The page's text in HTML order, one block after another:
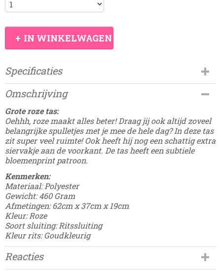
IN WINKELWAGEN
Specificaties
Productcode
Damesdingetjes-3
EAN code
8785326247323
Omschrijving
Grote roze tas:
Oehhh, roze maakt alles beter! Draag jij ook altijd zoveel
belangrijke spulletjes met je mee de hele dag? In deze tas
zit super veel ruimte! Ook heeft hij nog een schattig extra
siervakje aan de voorkant. De tas heeft een subtiele
bloemenprint patroon.
Kenmerken:
Materiaal: Polyester
Gewicht: 460 Gram
Afmetingen: 62cm x 37cm x 19cm
Kleur: Roze
Soort sluiting: Ritssluiting
Kleur rits: Goudkleurig
Reacties